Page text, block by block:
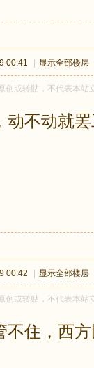
00:41 显示全部楼层
创或转贴，不代表本
动不动就
00:42 显示全部楼层
创或转贴，不代表本
不住，西